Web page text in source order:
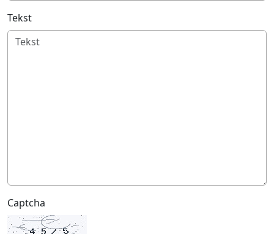
Tekst
Captcha